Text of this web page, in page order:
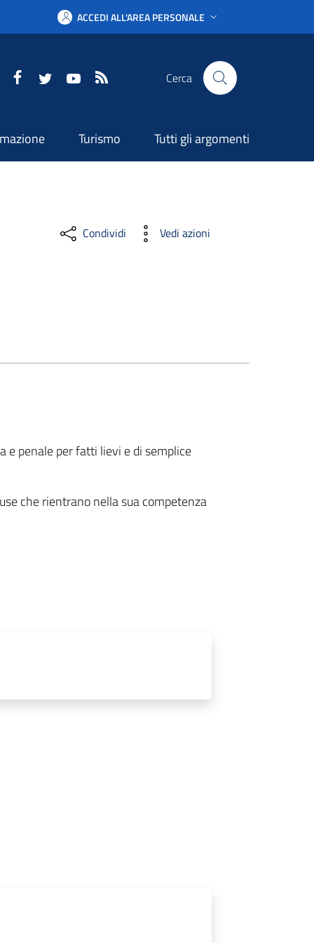
ACCEDI ALL'AREA PERSONALE
FacebookTwitter YouTube Cerca
Turismo Tutti gli argomenti
Condividi Vedi azioni
e penale per fatti lievi e di semplice
che rientrano nella sua competenza